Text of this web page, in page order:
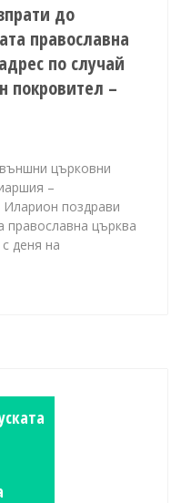
до
православна
по случай
покровител –
църковни
–
поздрави
православна църква
деня на